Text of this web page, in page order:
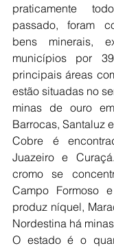
praticamente
passado, foram
bens minerais,
municípios por
principais áreas
estão situadas no
minas de ouro
Barrocas, Santaluz
Cobre é
Juazeiro e
cromo se
Campo Formoso
produz níquel,
Nordestina há
O estado é o